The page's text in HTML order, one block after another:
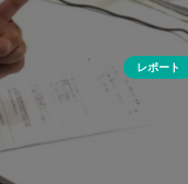
レポート